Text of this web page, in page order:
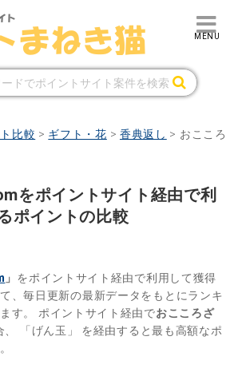
比較 > ギフト・花 > 香典返し > おこころ
をポイントサイト経由で利
ポイントの比較
」 をポイントサイト経由で利用して獲得
、毎日更新の最新データをもとにランキ
す。 ポイントサイト経由でおこころざ
、 「げん玉」
を経由すると最も高額なポ